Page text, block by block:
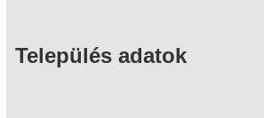
Település adatok